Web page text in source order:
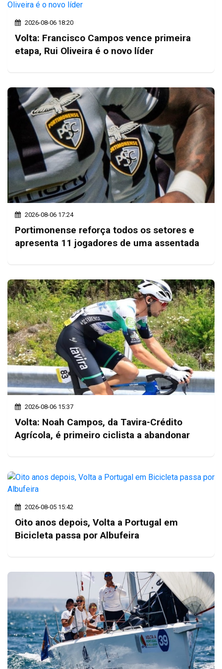
2026-08-06 18:20
Volta: Francisco Campos vence primeira
etapa, Rui Oliveira é o novo líder
2026-08-06 17:24
Portimonense reforça todos os setores e
apresenta 11 jogadores de uma assentada
2026-08-06 15:37
Volta: Noah Campos, da Tavira-Crédito
Agrícola, é primeiro ciclista a abandonar
2026-08-05 15:42
Oito anos depois, Volta a Portugal em
Bicicleta passa por Albufeira